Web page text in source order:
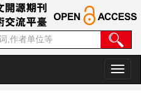
切
换